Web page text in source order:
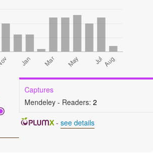
Captures
Mendeley - Readers: 2
- see details